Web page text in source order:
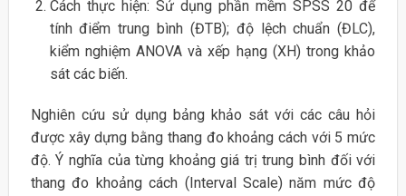
Cách thực hiện: Sử dụng phần mềm SPSS 20 để
tính điểm trung bình (ĐTB); độ lệch chuẩn (ĐLC),
kiểm nghiệm ANOVA và xếp hạng (XH) trong khảo
sát các biến.
Nghiên cứu sử dụng bảng khảo sát với các câu hỏi
được xây dựng bằng thang đo khoảng cách với 5 mức
độ. Ý nghĩa của từng khoảng giá trị trung bình đối với
thang đo khoảng cách (Interval Scale) năm mức độ